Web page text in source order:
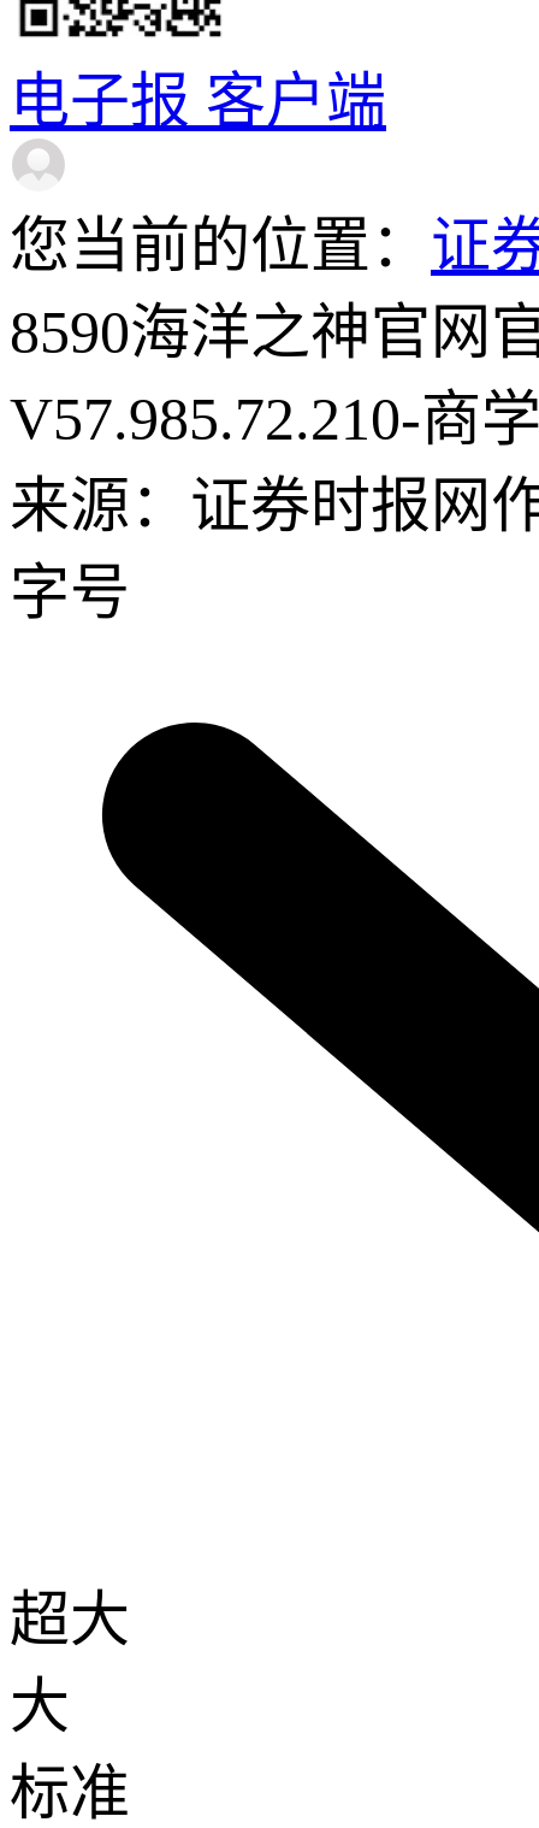
电子报 客户端
您当前的位置： 证
8590海洋之神官网
V57.985.72.210-商
来源：证券时报网
字号
超大
大
标准